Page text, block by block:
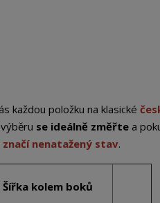
každou položku na klasické
se ideálně změřte a
nenatažený stav.
Šířka kolem boků